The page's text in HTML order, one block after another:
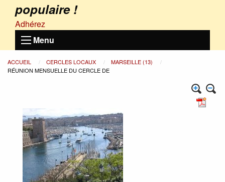
populaire !
Adhérez
Menu
ACCUEIL CERCLES LOCAUX
MARSEILLE (13)
RÉUNION MENSUELLE DU CERCLE DE